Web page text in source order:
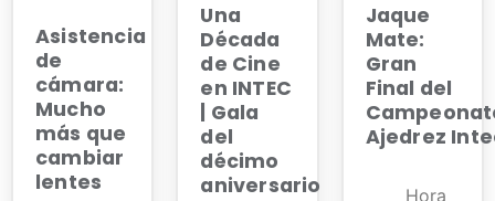
Asistencia
de
cámara:
Mucho
más que
cambiar
lentes
Una
Década
de Cine
en INTEC
| Gala
del
décimo
aniversario
Jaque
Mate:
Gran
Final del
Ajedrez
Hora